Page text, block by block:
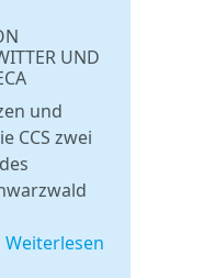
UND
und
CCS zwei
Weiterlesen